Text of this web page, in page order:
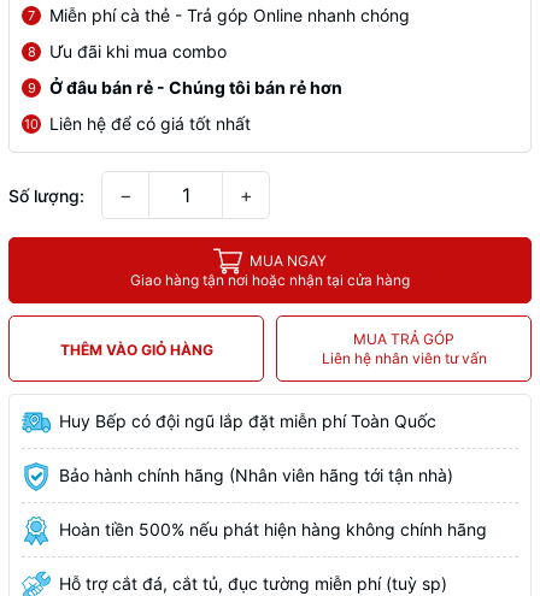
7 Miễn phí cà thẻ - Trả góp Online nhanh chóng
8 Ưu đãi khi mua combo
9 Ở đâu bán rẻ - Chúng tôi bán rẻ hơn
10 Liên hệ để có giá tốt nhất
Số lượng: − +
MUA NGAY
Giao hàng tận nơi hoặc nhận tại cửa hàng
THÊM VÀO GIỎ HÀNG
MUA TRẢ GÓP
Liên hệ nhân viên tư vấn
Huy Bếp có đội ngũ lắp đặt miễn phí Toàn Quốc
Bảo hành chính hãng (Nhân viên hãng tới tận nhà)
Hoàn tiền 500% nếu phát hiện hàng không chính hãng
Hỗ trợ cắt đá, cắt tủ, đục tường miễn phí (tuỳ sp)